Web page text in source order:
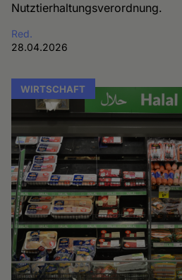
Nutztierhaltungsverordnung.
Red.
28.04.2026
WIRTSCHAFT